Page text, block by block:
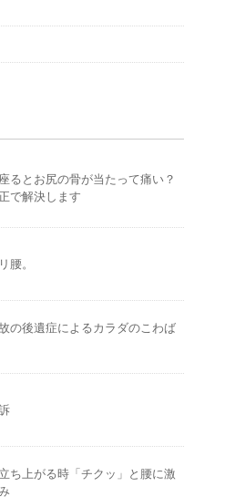
るとお尻の骨が当たって痛い？
で解決します
腰。
の後遺症によるカラダのこわば
ち上がる時「チクッ」と腰に激